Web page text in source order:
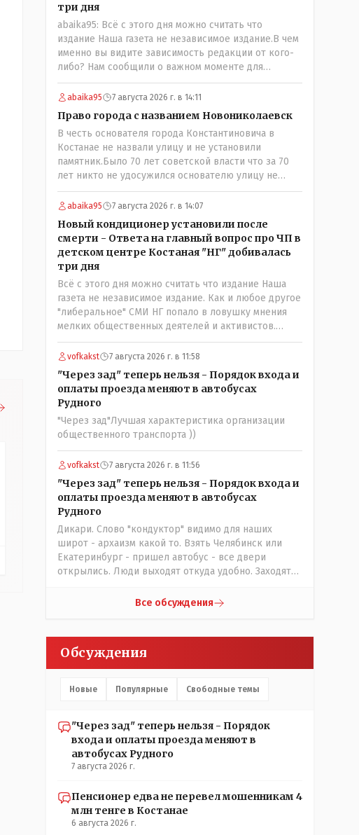
три дня
abaika95: Всё с этого дня можно считать что
издание Наша газета не независимое издание.В чем
именно вы видите зависимость редакции от кого-
либо? Нам сообщили о важном моменте для
описываемой истории. И редакция отреагировала
бы дополнительным исследованием на такие
редакция не будет. Но мы будем публиковать
полную и объективную информацию. А потом
продолжать тему. если выяснятся новые
обстоятельства.
abaika95 7 августа 2026 г. в 14:11
Право города с названием Новониколаевск
В честь основателя города Константиновича в
Костанае не назвали улицу и не установили
памятник.Было 70 лет советской власти что за 70
лет никто не удосужился основателю улицу не
назвать? Не комильфо было генерал-губернаторам
улицы дарить? При СССР что то знали о нем такое
нехорошее? Ну и сейчас значит не надо. Обойдёмся
как-нибудь vofkakst: Где ономасты, которые топят
за возвращение исторических названийТак
вернули же историческое Кустанай коренное
название городишка
abaika95 7 августа 2026 г. в 14:07
Новый кондиционер установили после
смерти - Ответа на главный вопрос про ЧП в
детском центре Костаная "НГ" добивалась
три дня
Всё с этого дня можно считать что издание Наша
газета не независимое издание. Как и любое другое
"либеральное" СМИ НГ попало в ловушку мнения
мелких общественных деятелей и активистов.
Теперь любой активист и НПОшник будет поносить
и диктовать условия газете информационно
бомбордируя ее пока та не начнет писать "как
надо" определенному кругу лиц. Редакторская
политика, коллектив журналистов уже ниче не
значат. Прискорбно и иронично
vofkakst 7 августа 2026 г. в 11:58
"Через зад" теперь нельзя - Порядок входа и
оплаты проезда меняют в автобусах
Рудного
"Через зад"Лучшая характеристика организации
общественного транспорта ))
vofkakst 7 августа 2026 г. в 11:56
"Через зад" теперь нельзя - Порядок входа и
оплаты проезда меняют в автобусах
Рудного
Дикари. Слово "кондуктор" видимо для наших
широт - архаизм какой то. Взять Челябинск или
Екатеринбург - пришел автобус - все двери
открылись. Люди выходят откуда удобно. Заходят
каждой двери есть валидатор), либо кондуктор
Кондуктор - помимо удобства - несомненно
рабочие места. Сколько людей можно
трудоустроить? Но зачем, когда водитель должен и
на дорогу смотреть, и оплату контролировать , и (в
нас прогресс почему-то идет с регрессом рука об
руку. Любую хорошую задумку умудряемся
похерить(
Все обсуждения
Обсуждения
Новые Популярные Свободные темы
"Через зад" теперь нельзя - Порядок
входа и оплаты проезда меняют в
автобусах Рудного
7 августа 2026 г.
Пенсионер едва не перевел мошенникам 4
млн тенге в Костанае
6 августа 2026 г.